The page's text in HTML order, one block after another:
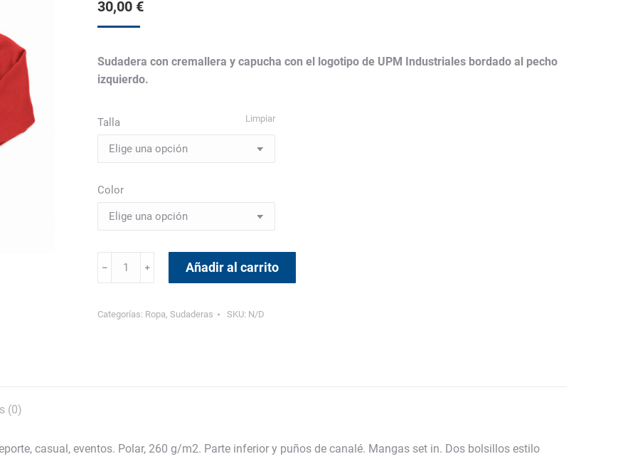
30,00 €
Sudadera con cremallera y capucha con el logotipo de UPM Industriales bordado al pecho
izquierdo.
Talla
Color
Limpiar
Sudadera
y
﹣ ﹢ Añadir al carrito
Categorías: Ropa, Sudaderas SKU: N/D
(0)
casual, eventos. Polar, 260 g/m2. Parte inferior y puños de canalé. Mangas set in. Dos bolsillos estilo